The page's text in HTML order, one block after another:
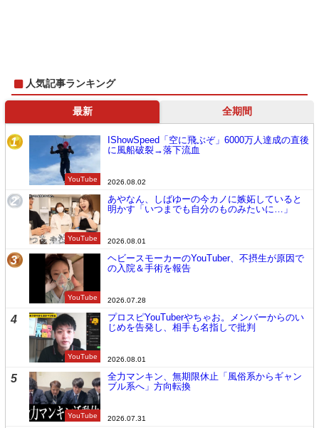
人気記事ランキング
最新 全期間
1
YouTube
IShowSpeed「空に飛ぶぞ」6000万人達成の直後
に風船破裂→落下流血
2026.08.02
2
YouTube
あやなん、しばゆーの今カノに嫉妬していると
明かす「いつまでも自分のものみたいに…」
2026.08.01
3
YouTube
ヘビースモーカーのYouTuber、不摂生が原因で
の入院＆手術を報告
2026.07.28
4
YouTube
プロスピYouTuberやちゃお。メンバーからのい
じめを告発し、相手も名指しで批判
2026.08.01
5
YouTube
全力マンキン、無期限休止「風俗系からギャン
ブル系へ」方向転換
2026.07.31